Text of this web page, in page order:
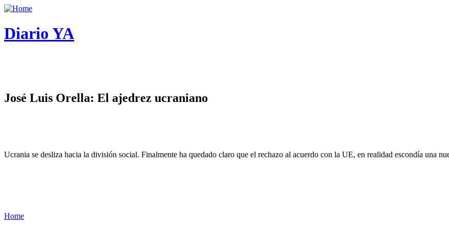
Diario YA
José Luis Orella: El ajedrez ucraniano
Ucrania se desliza hacia la división social. Finalmente ha quedado claro que el rechazo al acuerdo con la UE, en realidad escondía una
Home